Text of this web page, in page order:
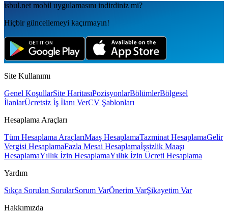
isbul.net mobil uygulamаsını indirdiniz mi?
Hiçbir güncellemeyi kaçırmayın!
Site Kullanımı
Genel KoşullarSite HaritasıPozisyonlarBölümlerBölgesel
İlanlarÜcretsiz İş İlanı VerCV Şablonları
Hesaplama Araçları
Tüm Hesaplama AraçlarıMaaş HesaplamaTazminat HesaplamaGelir
Vergisi HesaplamaFazla Mesai Hesaplamaİşsizlik Maaşı
HesaplamaYıllık İzin HesaplamaYıllık İzin Ücreti Hesaplama
Yardım
Sıkça Sorulan SorularSorum VarÖnerim VarŞikayetim Var
Hakkımızda